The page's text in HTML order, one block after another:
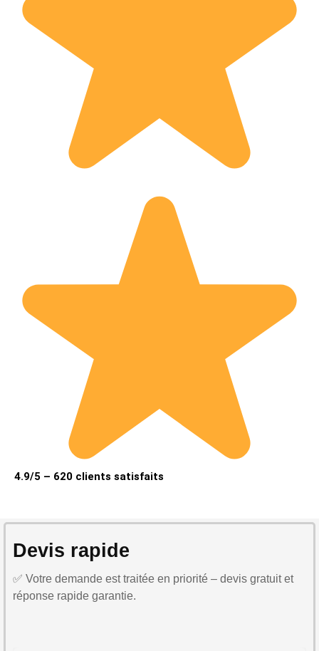
4.9/5 – 620 clients satisfaits
Devis rapide
✅ Votre demande est traitée en priorité – devis gratuit et
réponse rapide garantie.